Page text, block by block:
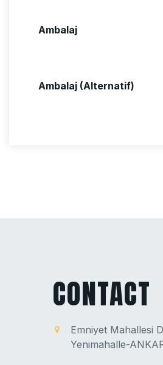
Ambalaj
Ambalaj (Alternatif)
CONTACT
Emniyet Mahallesi
Yenimahalle-